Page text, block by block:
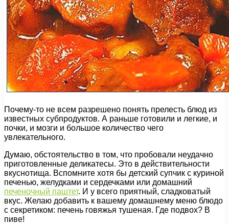
Почему-то не всем разрешено понять прелесть блюд из
известных субпродуктов. А раньше готовили и легкие, и
почки, и мозги и большое количество чего
увлекательного.
Думаю, обстоятельство в том, что пробовали неудачно
приготовленные деликатесы. Это в действительности
вкуснотища. Вспомните хотя бы детский супчик с куриной
печенью, желудками и сердечками или домашний
печеночный паштет. И у всего приятный, сладковатый
вкус. Желаю добавить к вашему домашнему меню блюдо
с секретиком: печень говяжья тушеная. Где подвох? В
пиве!